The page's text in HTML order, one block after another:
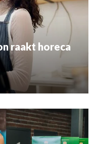
raakt horeca